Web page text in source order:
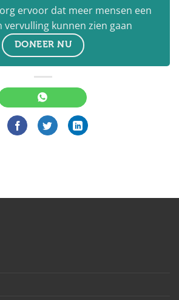
ervoor dat meer mensen een
vervulling kunnen zien gaan
DONEER NU